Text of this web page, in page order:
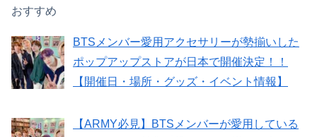
おすすめ
BTSメンバー愛用アクセサリーが勢揃いした
ポップアップストアが日本で開催決定！！
【開催日・場所・グッズ・イベント情報】
【ARMY必見】BTSメンバーが愛用している